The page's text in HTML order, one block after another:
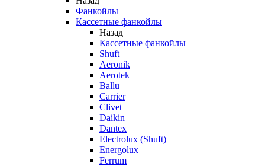
Фанкойлы
Кассетные фанкойлы
Назад
Кассетные фанкойлы
Shuft
Aeronik
Aerotek
Ballu
Carrier
Clivet
Daikin
Dantex
Electrolux (Shuft)
Energolux
Ferrum